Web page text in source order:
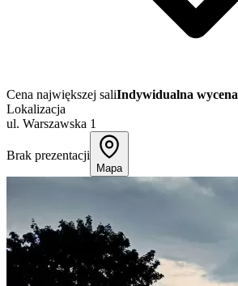
Cena największej saliIndywidualna wycena
Lokalizacja
ul. Warszawska 1
Brak prezentacji
Mapa